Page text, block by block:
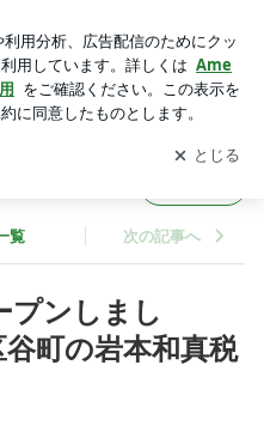
・谷町四丁目の税理士｜岩本
更新通知
を受け取りまし
開く
覧 次の記事へ
プンしまし
町の岩本和真税